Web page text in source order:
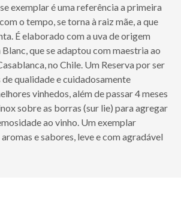
exemplar é uma referência a primeira
o tempo, se torna à raiz mãe, a que
É elaborado com a uva de origem
que se adaptou com maestria ao
no Chile. Um Reserva por ser
qualidade e cuidadosamente
vinhedos, além de passar 4 meses
sobre as borras (sur lie) para agregar
ao vinho. Um exemplar
e sabores, leve e com agradável